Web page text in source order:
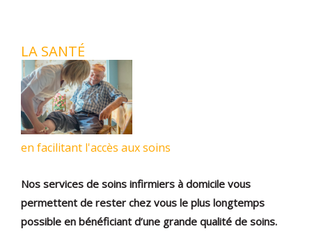
​LA SANTÉ
en facilitant l'accès aux soins
Nos services de soins infirmiers à domicile vous
permettent de rester chez vous le plus longtemps
possible en bénéficiant d’une grande qualité de soins.